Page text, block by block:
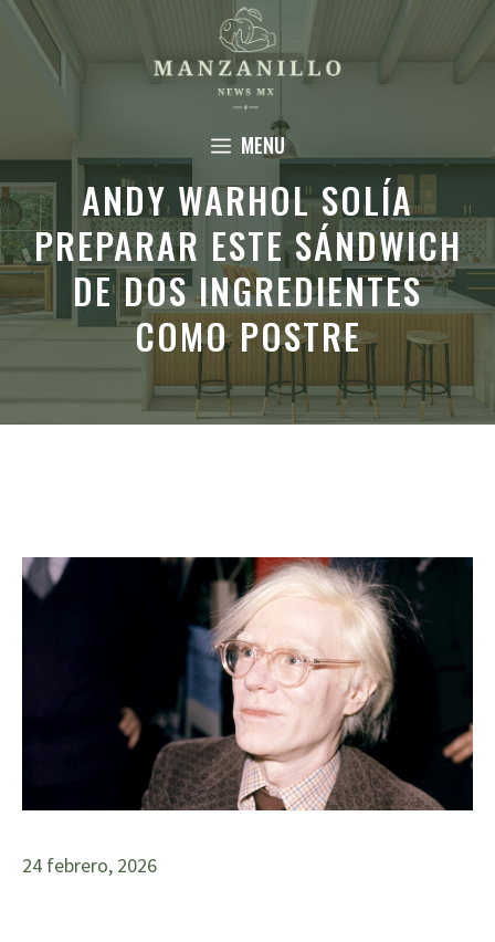
Saltar
contenido
MENU
ANDY WARHOL SOLÍA
PREPARAR ESTE SÁNDWICH
DE DOS INGREDIENTES
COMO POSTRE
24 febrero, 2026